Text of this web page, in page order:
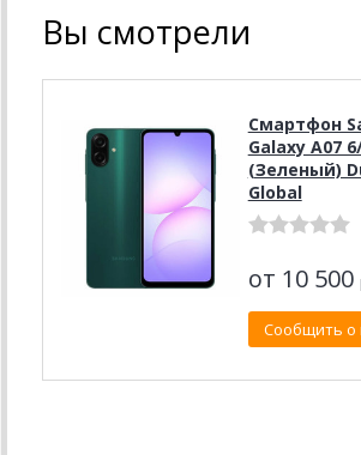
Вы смотрели
Смартфон
Galaxy A07
(Зеленый)
Global
от 10 500
Сообщить о